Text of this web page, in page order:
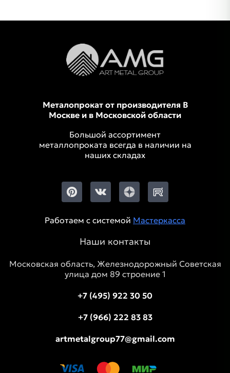
Металопрокат от производителя В
Москве и в Московской области
Большой ассортимент
металлопроката всегда в наличии на
наших складах
Работаем с системой Мастеркасса
Наши контакты
Московская область, Железнодорожный Советская
улица дом 89 строение 1
+7 (495) 922 30 50
+7 (966) 222 83 83
artmetalgroup77@gmail.com